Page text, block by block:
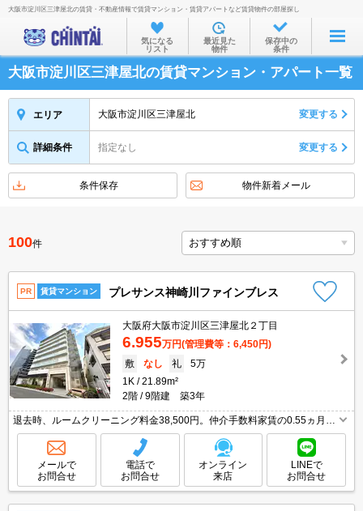
お部屋を探す
沿線・駅から
住所から
家賃相場から
物件特集から
不動産会社から
TOP
大阪市淀川区三津屋北の賃貸・不動産情報で賃貸マンション・賃貸アパートなど賃貸物件の部屋探し
気になる
リスト
最近見た
物件
保存中の
条件
大阪市淀川区三津屋北の賃貸マンション・アパート一覧
エリア 大阪市淀川区三津屋北 変更する
詳細条件 指定なし 変更する
条件保存 物件新着メール
100件
PR 賃貸マンション プレサンス神崎川ファインブレス
大阪府大阪市淀川区三津屋北２丁目
6.955万円(管理費等：6,450円)
敷
なし 礼
5万
1K
21.89m²
2階
9階建 築3年
退去時、ルームクリーニング料金38,500円。仲介手数料家賃の0.55ヵ月
分。インターネット無料。
メールで
お問合せ
電話で
お問合せ
オンライン
来店
LINEで
お問合せ